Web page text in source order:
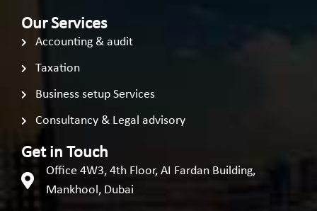
Our Services
Accounting & audit
Taxation
Business setup Services
Consultancy & Legal advisory
Get in Touch
Office 4W3, 4th Floor, AI Fardan Building,
Mankhool, Dubai